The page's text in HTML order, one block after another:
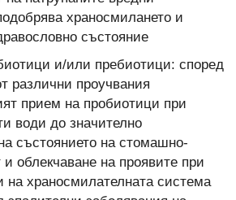
храносмилането и
състояние
и/или пребиотици: според
различни проучвания
прием на пробиотици при
води до значително
състоянието на стомашно-
и облекчаване на проявите при
на храносмилателната система